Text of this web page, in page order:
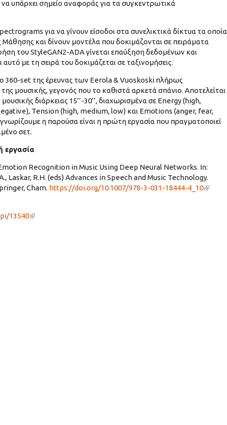
υπάρχει σημείο αναφοράς για τα συγκεντρωτικά
για να γίνουν είσοδοι στα συνελικτικά δίκτυα τα οποία
και δίνουν μοντέλα που δοκιμάζονται σε πειράματα
του StyleGAN2-ADA γίνεται επαύξηση δεδομένων και
με τη σειρά του δοκιμάζεται σε ταξινομήσεις.
360-set της έρευνας των Eerola & Vuoskoski πλήρως
μουσικής, γεγονός που το καθιστά αρκετά σπάνιο. Αποτελείται
διάρκειας 15’’-30’’, διαχωρισμένα σε Energy (high,
Tension (high, medium, low) και Emotions (anger, fear,
η παρούσα είναι η πρώτη εργασία που πραγματοποιεί
σετ.
εργασία
Recognition in Music Using Deep Neural Networks. In:
Laskar, R.H. (eds) Advances in Speech and Music Technology.
Cham. https://doi.org/10.1007/978-3-031-18444-4_10(link is
13540(link is external)